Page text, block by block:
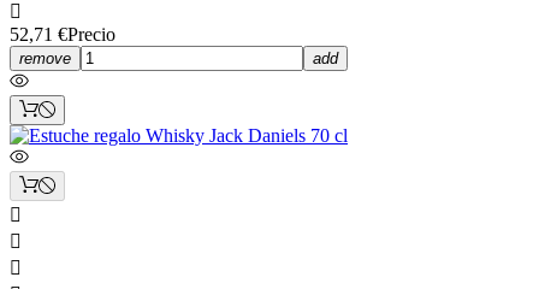

52,71 €Precio
remove add


